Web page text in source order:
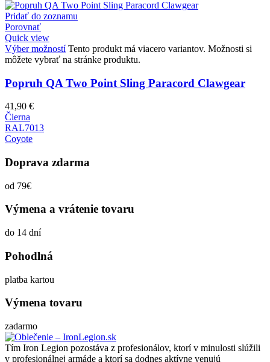
Pridať do zoznamu
Porovnať
Quick view
Výber možností Tento produkt má viacero variantov. Možnosti si
môžete vybrať na stránke produktu.
Popruh QA Two Point Sling Paracord Clawgear
41,90 €
Čierna
RAL7013
Coyote
Doprava zdarma
od 79€
Výmena a vrátenie tovaru
do 14 dní
Pohodlná
platba kartou
Výmena tovaru
zadarmo
Tím Iron Legion pozostáva z profesionálov, ktorí v minulosti slúžili
v profesionálnej armáde a ktorí sa dodnes aktívne venujú